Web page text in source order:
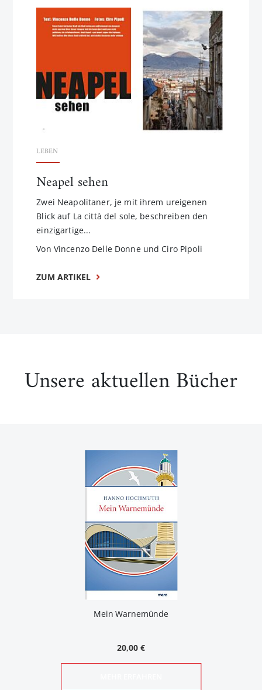
LEBEN
Neapel sehen
Zwei Neapolitaner, je mit ihrem ureigenen
Blick auf La città del sole, beschreiben den
einzigartige...
Von Vincenzo Delle Donne und Ciro Pipoli
ZUM ARTIKEL
Unsere aktuellen Bücher
Mein Warnemünde
20,00 €